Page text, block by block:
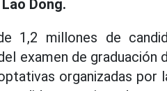
Dong.
1,2 millones de
examen de graduación
organizadas por